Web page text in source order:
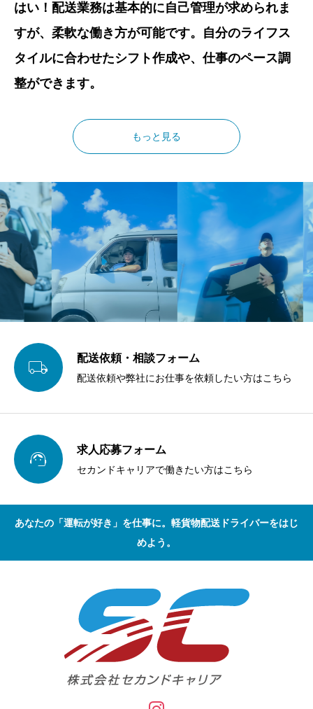
はい！配送業務は基本的に自己管理が求められま
すが、柔軟な働き方が可能です。自分のライフス
タイルに合わせたシフト作成や、仕事のペース調
整ができます。
もっと見る
 配送依頼・相談フォーム
配送依頼や弊社にお仕事を依頼したい方はこちら
 求人応募フォーム
セカンドキャリアで働きたい方はこちら
あなたの「運転が好き」を仕事に。軽貨物配送ドライバーをはじ
めよう。